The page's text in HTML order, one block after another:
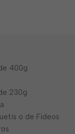
400g
230g
o de Fideos